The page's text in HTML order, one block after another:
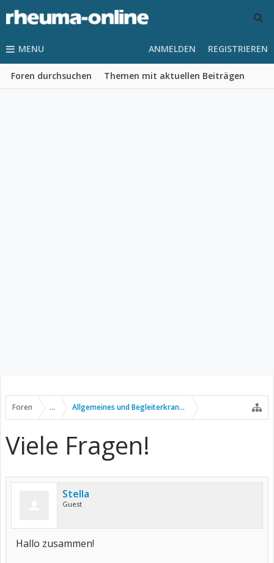
MENU
Foren durchsuchen Themen mit aktuellen Beiträgen
ANMELDEN REGISTRIEREN
Foren ... Allgemeines und Begleiterkrankungen
Viele Fragen!
Stella
Guest
Hallo zusammen!